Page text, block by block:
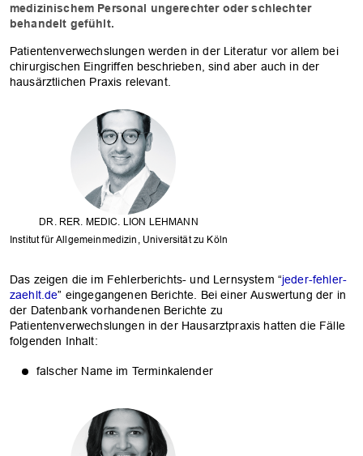
medizinischem Personal ungerechter oder schlechter
behandelt gefühlt.
Patientenverwechslungen werden in der Literatur vor allem bei
chirurgischen Eingriffen beschrieben, sind aber auch in der
hausärztlichen Praxis relevant.
DR. RER. MEDIC. LION LEHMANN
Institut für Allgemeinmedizin, Universität zu Köln
Das zeigen die im Fehlerberichts- und Lernsystem “jeder-fehler-
zaehlt.de” eingegangenen Berichte. Bei einer Auswertung der in
der Datenbank vorhandenen Berichte zu
Patientenverwechslungen in der Hausarztpraxis hatten die Fälle
folgenden Inhalt:
falscher Name im Terminkalender